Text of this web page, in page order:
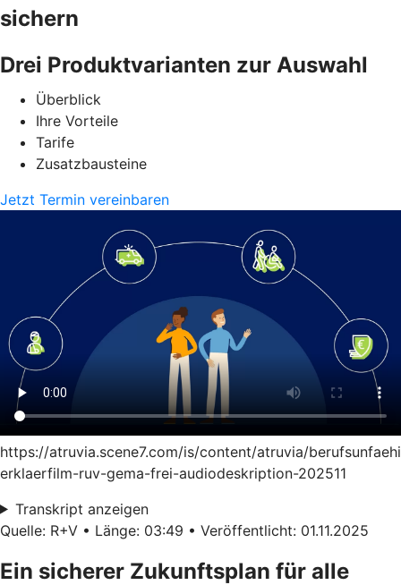
sichern
Drei Produktvarianten zur Auswahl
Überblick
Ihre Vorteile
Tarife
Zusatzbausteine
Jetzt Termin vereinbaren
https://atruvia.scene7.com/is/content/atruvia/
erklaerfilm-ruv-gema-frei-audiodeskription-202511
Transkript anzeigen
Quelle: R+V • Länge: 03:49 • Veröffentlicht: 01.11.2025
Ein sicherer Zukunftsplan für alle